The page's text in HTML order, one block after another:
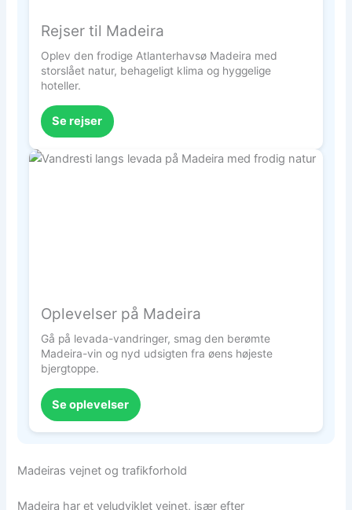
Rejser til Madeira
Oplev den frodige Atlanterhavsø Madeira med
storslået natur, behageligt klima og hyggelige
hoteller.
Se rejser
Oplevelser på Madeira
Gå på levada-vandringer, smag den berømte
Madeira-vin og nyd udsigten fra øens højeste
bjergtoppe.
Se oplevelser
Madeiras vejnet og trafikforhold
Madeira har et veludviklet vejnet, især efter